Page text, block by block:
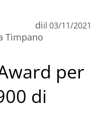
di
Timpano
il 03/11/2021
per
di